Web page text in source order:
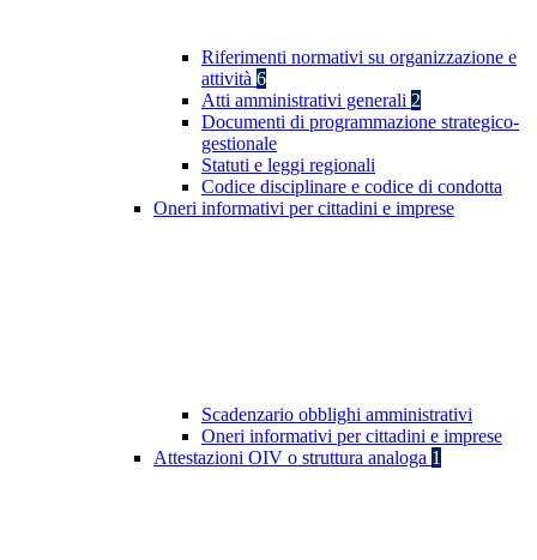
Riferimenti normativi su organizzazione e
attività 6
Atti amministrativi generali 2
Documenti di programmazione strategico-
gestionale
Statuti e leggi regionali
Codice disciplinare e codice di condotta
Oneri informativi per cittadini e imprese
Scadenzario obblighi amministrativi
Oneri informativi per cittadini e imprese
Attestazioni OIV o struttura analoga 1